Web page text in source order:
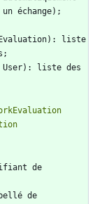
liste
liste des
de
de